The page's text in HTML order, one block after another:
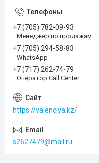
+7 (705) 782-09-93
Менеджер по продажам
+7 (705) 294-58-83
WhatsApp
+7 (717) 262-74-79
Оператор Call Center
https://valenciya.kz/
s2627479@mail.ru